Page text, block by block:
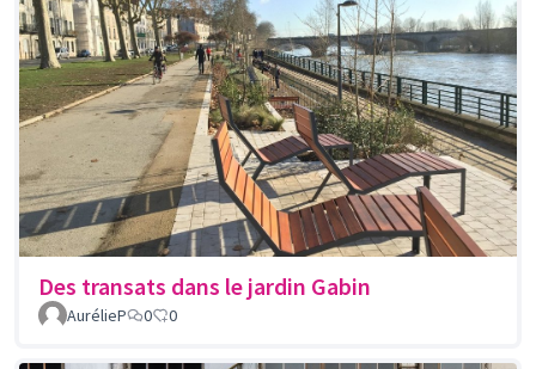
Des transats dans le jardin Gabin
AurélieP 0 0